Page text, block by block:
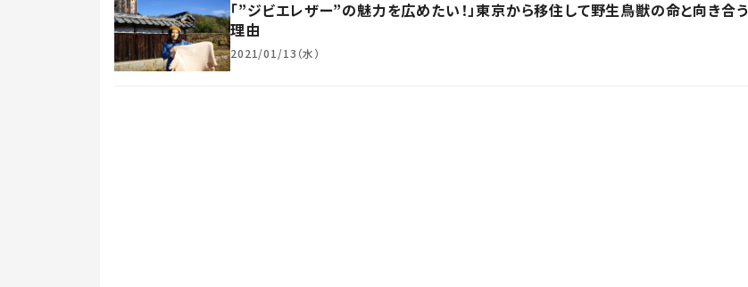
「”ジビエレザー”の魅力を広めたい！」東京から移住して野生鳥獣の命と向き合う
理由
2021/01/13（水）